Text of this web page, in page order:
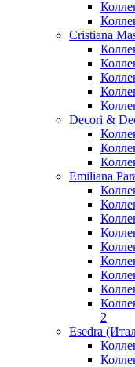
Cristiana
Decori &
Emiliana
2
Esedra